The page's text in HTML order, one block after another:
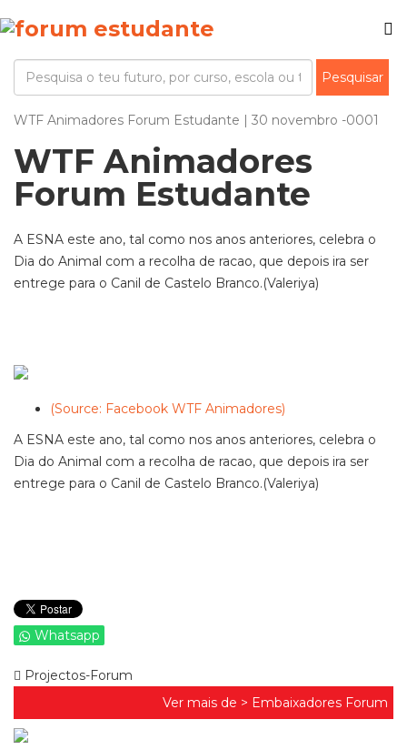
WTF Animadores Forum Estudante | 30 novembro -0001
WTF Animadores
Forum Estudante
A ESNA este ano, tal como nos anos anteriores, celebra o
Dia do Animal com a recolha de racao, que depois ira ser
entrege para o Canil de Castelo Branco.(Valeriya)
(Source: Facebook WTF Animadores)
A ESNA este ano, tal como nos anos anteriores, celebra o
Dia do Animal com a recolha de racao, que depois ira ser
entrege para o Canil de Castelo Branco.(Valeriya)
Whatsapp
Projectos-Forum
Ver mais de > Embaixadores Forum